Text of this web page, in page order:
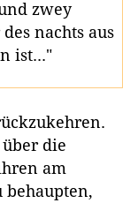
zwey
nachts aus
ist..."
die
am
behaupten,